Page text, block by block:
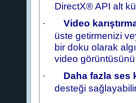
DirectX® API alt
·
Video
üste getirmenizi
bir doku olarak
video
·
Daha fazla ses
desteği